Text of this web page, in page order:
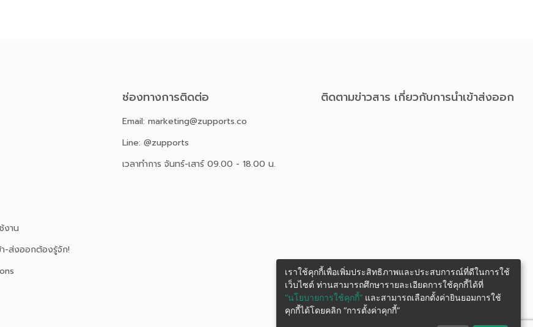
งาน
-ส่งออกต้องรู้จัก!
ช่องทางการติดต่อ
Email: marketing@zupports.co
Line: @zupports
เวลาทำการ จันทร์-เสาร์ 09.00 - 18.00 น.
ติดตามข่าวสาร เกี่ยวกับการนําเข้าส่งออก
เราใช้คุกกี้เพื่อเพิ่มประสิทธิภาพและประสบการณ์ที่ดีในการใช้
เว็บไซต์ ท่านสามารถศึกษารายละเอียดการใช้คุกกี้ได้ที่
“นโยบายการใช้คุกกี้” และสามารถเลือกตั้งค่ายินยอมการใช้
คุกกี้ได้โดยคลิก “การตั้งค่าคุกกี้”